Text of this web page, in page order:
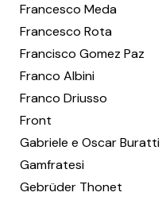
Francesco Meda
Francesco Rota
Francisco Gomez Paz
Franco Albini
Franco Driusso
Front
Gabriele e Oscar Buratti
Gamfratesi
Gebrüder Thonet